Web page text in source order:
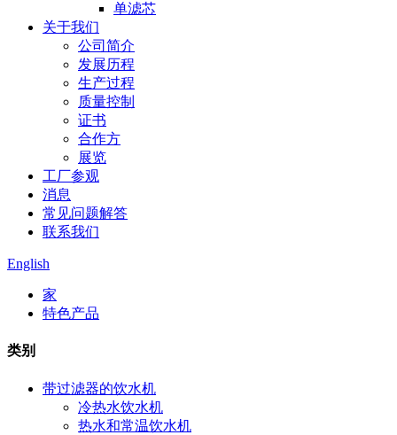
单滤芯
关于我们
公司简介
发展历程
生产过程
质量控制
证书
合作方
展览
工厂参观
消息
常见问题解答
联系我们
English
家
特色产品
类别
带过滤器的饮水机
冷热水饮水机
热水和常温饮水机